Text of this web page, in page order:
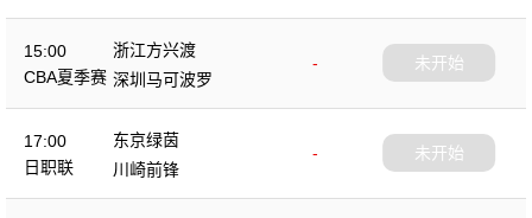
15:00
CBA夏季赛
浙江方兴渡
-
深圳马可波罗
未开始
17:00
日职联
东京绿茵
-
川崎前锋
未开始